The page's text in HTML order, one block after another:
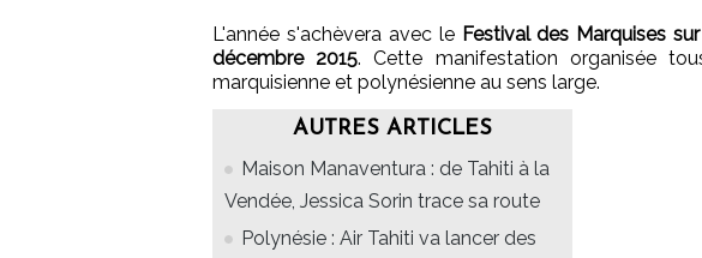
L'année s'achèvera avec le Festival des Marquises
décembre 2015. Cette manifestation organisée
marquisienne et polynésienne au sens large.
AUTRES ARTICLES
Maison Manaventura : de Tahiti à la
Vendée, Jessica Sorin trace sa route
Polynésie : Air Tahiti va lancer des